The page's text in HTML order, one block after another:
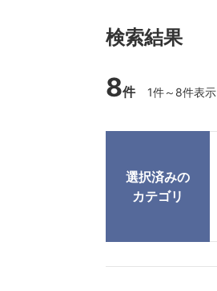
検索結果
選択済みの
カテゴリ
8件 1件～8件表示